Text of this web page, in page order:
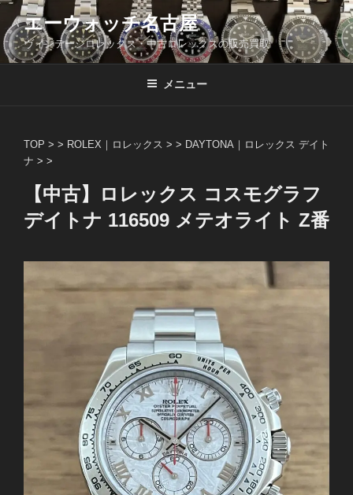
コ
ン
テ
ン
エーウォッチ名古屋
ヴィンテージロレックス・中古ロレックスの販売買取
メニュー
TOP > > ROLEX｜ロレックス > > DAYTONA｜ロレックス デイト
ナ > >
【中古】ロレックス コスモグラフ
デイトナ 116509 メテオライト Z番